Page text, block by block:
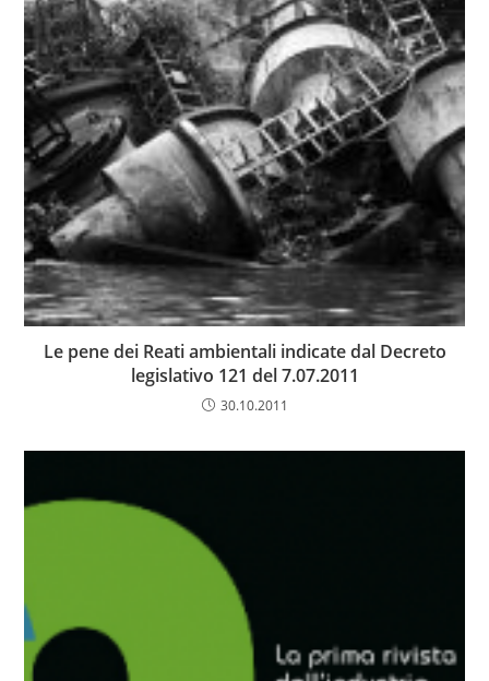
Le pene dei Reati ambientali indicate dal Decreto
legislativo 121 del 7.07.2011
30.10.2011